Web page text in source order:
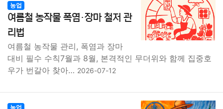
농업
여름철 농작물 폭염·장마 철저 관
리법
여름철 농작물 관리, 폭염과 장마
대비 필수 수칙7월과 8월, 본격적인 무더위와 함께 집중호
우가 번갈아 찾아… 2026-07-12
농업